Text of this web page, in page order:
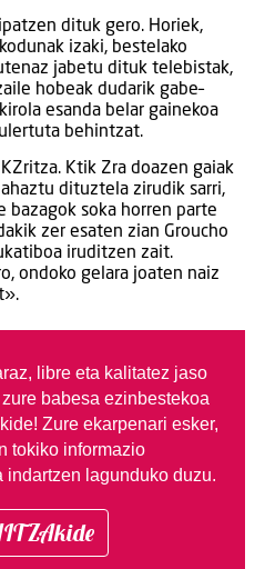
dituk gero. Horiek,
izaki, bestelako
jabetu dituk telebistak,
hobeak dudarik gabe–
esanda belar gainekoa
behintzat.
Ktik Zra doazen gaiak
dituztela zirudik sarri,
bazagok soka horren parte
zer esaten zian Groucho
iruditzen zait.
ondoko gelara joaten naiz
libre eta kalitatez jaso
babesa ezinbestekoa
Zure ekarpenari esker,
tokiko informazio
indartzen lagunduko duzu.